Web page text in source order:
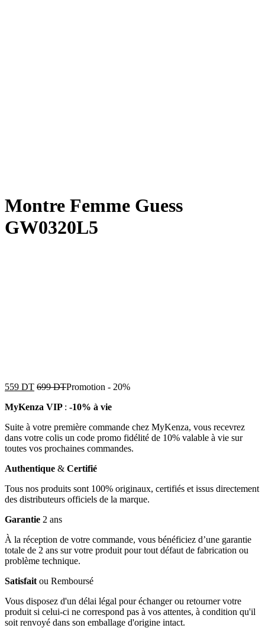
Montre Femme Guess
GW0320L5
559 DT 699DTPromotion - 20%
MyKenza VIP : -10% à vie
Suite à votre première commande chez MyKenza, vous recevrez
dans votre colis un code promo fidélité de 10% valable à vie sur
toutes vos prochaines commandes.
Authentique & Certifié
Tous nos produits sont 100% originaux, certifiés et issus directement
des distributeurs officiels de la marque.
Garantie 2 ans
À la réception de votre commande, vous bénéficiez d’une garantie
totale de 2 ans sur votre produit pour tout défaut de fabrication ou
problème technique.
Satisfait ou Remboursé
Vous disposez d'un délai légal pour échanger ou retourner votre
produit si celui-ci ne correspond pas à vos attentes, à condition qu'il
soit renvoyé dans son emballage d'origine intact.